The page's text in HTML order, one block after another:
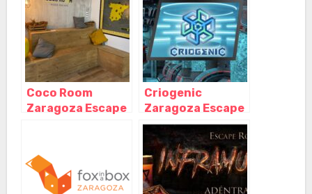
Aragón
Coco Room
Zaragoza Escape
Zaragoza –
Aragón
Criogenic
Zaragoza Escape
Room, Zaragoza –
Aragón